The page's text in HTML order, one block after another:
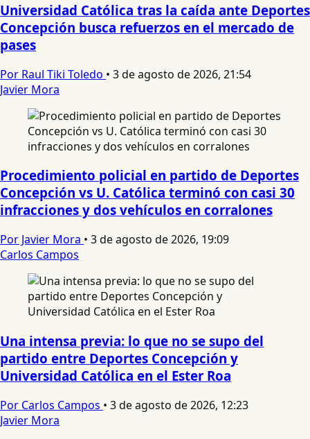
Universidad Católica tras la caída ante Deportes
Concepción busca refuerzos en el mercado de
pases
Por Raul Tiki Toledo • 3 de agosto de 2026, 21:54
Javier Mora
Procedimiento policial en partido de Deportes
Concepción vs U. Católica terminó con casi 30
infracciones y dos vehículos en corralones
Por Javier Mora • 3 de agosto de 2026, 19:09
Carlos Campos
Una intensa previa: lo que no se supo del
partido entre Deportes Concepción y
Universidad Católica en el Ester Roa
Por Carlos Campos • 3 de agosto de 2026, 12:23
Javier Mora